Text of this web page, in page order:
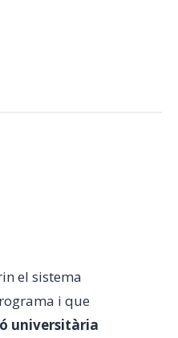
el sistema
i que
universitària